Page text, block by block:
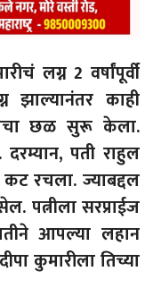
लग्न 2 वर्षांपूर्वी
झाल्यानंतर काही
छळ सुरू केला.
दरम्यान, पती राहुल
कट रचला. ज्याबद्दल
पत्नीला सरप्राईज
आपल्या लहान
कुमारीला तिच्या